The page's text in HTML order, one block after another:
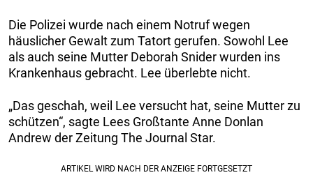
Die Polizei wurde nach einem Notruf wegen
häuslicher Gewalt zum Tatort gerufen. Sowohl Lee
als auch seine Mutter Deborah Snider wurden ins
Krankenhaus gebracht. Lee überlebte nicht.
„Das geschah, weil Lee versucht hat, seine Mutter zu
schützen“, sagte Lees Großtante Anne Donlan
Andrew der Zeitung The Journal Star.